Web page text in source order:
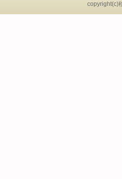
copyright(c)